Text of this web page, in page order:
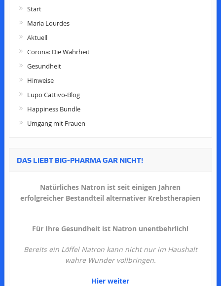
Start
Maria Lourdes
Aktuell
Corona: Die Wahrheit
Gesundheit
Hinweise
Lupo Cattivo-Blog
Happiness Bundle
Umgang mit Frauen
DAS LIEBT BIG-PHARMA GAR NICHT!
Natürliches Natron ist seit einigen Jahren
erfolgreicher Bestandteil alternativer Krebstherapien
Für Ihre Gesundheit ist Natron unentbehrlich!
Bereits ein Löffel Natron kann nicht nur im Haushalt
wahre Wunder vollbringen.
Hier weiter